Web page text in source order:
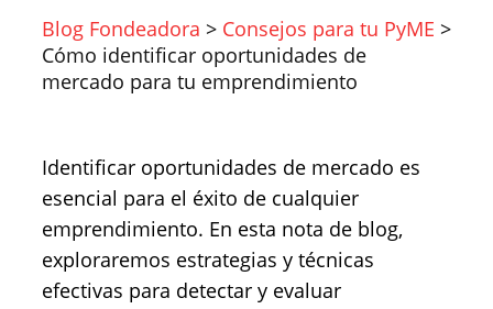
Blog Fondeadora > Consejos para tu PyME >
Cómo identificar oportunidades de
mercado para tu emprendimiento
Identificar oportunidades de mercado es
esencial para el éxito de cualquier
emprendimiento. En esta nota de blog,
exploraremos estrategias y técnicas
efectivas para detectar y evaluar